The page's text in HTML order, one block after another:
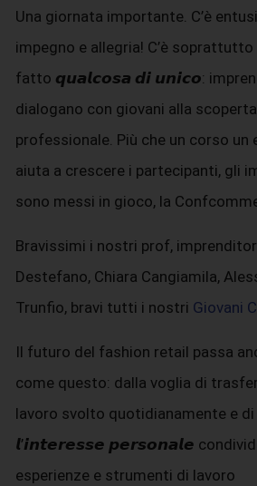
Una giornata importante. C’è
impegno e allegria! C’è
fatto 𝙦𝙪𝙖𝙡𝙘𝙤𝙨𝙖 𝙙𝙞 𝙪𝙣𝙞𝙘𝙤:
dialogano con giovani alla
professionale. Più che un corso un
aiuta a crescere i partecipanti, gli
sono messi in gioco, la
Bravissimi i nostri prof,
Destefano, Chiara Cangiamila,
Trunfio, bravi tutti i nostri Giovani
Il futuro del fashion retail passa
come questo: dalla voglia di
lavoro svolto quotidianamente e
𝙡’𝙞𝙣𝙩𝙚𝙧𝙚𝙨𝙨𝙚 𝙥𝙚𝙧𝙨𝙤𝙣𝙖𝙡𝙚
esperienze e strumenti di lavoro